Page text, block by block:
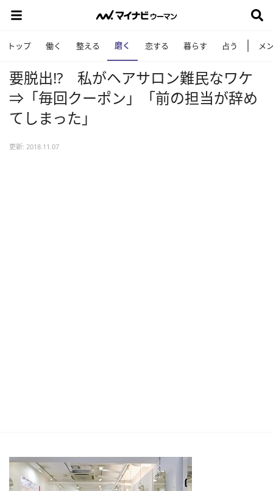
トップ 働く 整える 磨く 恋する 暮らす 占う メ
要脱出!? 私がヘアサロン難民なワケ
⇒「毎回クーポン」「前の担当が辞め
てしまった」
更新: 2018.11.07